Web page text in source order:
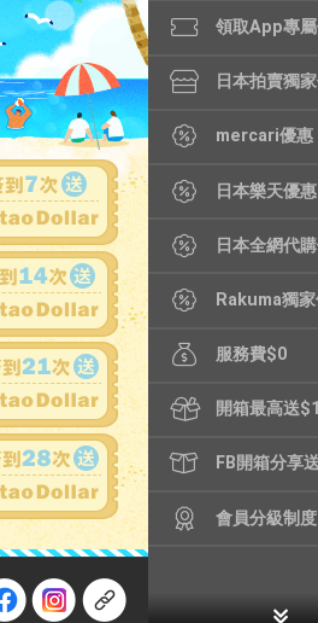
領取App專
日本拍賣獨
mercari優惠
日本樂天優惠
日本全網代
Rakuma獨
服務費$0
開箱最高送
FB開箱分享
會員分級制度
5,099円
HK267.7元
2,201円
HK115.6元
9,900円
HK519.8元